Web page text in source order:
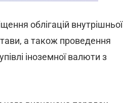
облігацій внутрішньої
а також проведення
іноземної валюти з